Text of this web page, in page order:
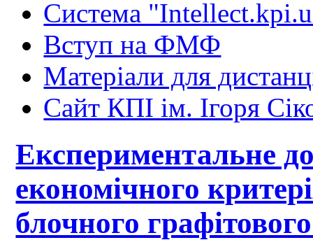
Система
Вступ на ФМФ
Матеріали для
Сайт КПІ ім. Ігоря
Експериментальне
економічного
блочного